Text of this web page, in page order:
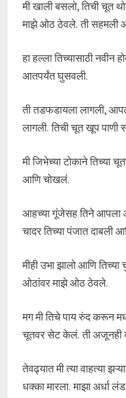
मी खाली बसलो, तिची चूत
माझे ओठ ठेवले. ती सहमली
हा हल्ला तिच्यासाठी नवीन
आतपर्यंत घुसवली.
ती तडफडायला लागली,
लागली. तिची चूत खूप पाणी
मी जिभेच्या टोकाने तिच्या
आणि चोखलं.
आहच्या गूंजेसह तिने आपला
चादर तिच्या पंजात दाबली
मीही उभा झालो आणि तिच्या
ओठांवर माझे ओठ ठेवले.
मग मी तिचे पाय रुंद करून
चूतवर सेट केलं. ती अजूनही
तेवढ्यात मी त्या वाहत्या
धक्का मारला. माझा अर्धा